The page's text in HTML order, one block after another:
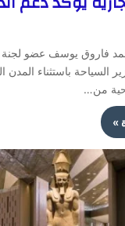
فاروق يوسف عضو
السياحة باستثناء المدن
من…
»